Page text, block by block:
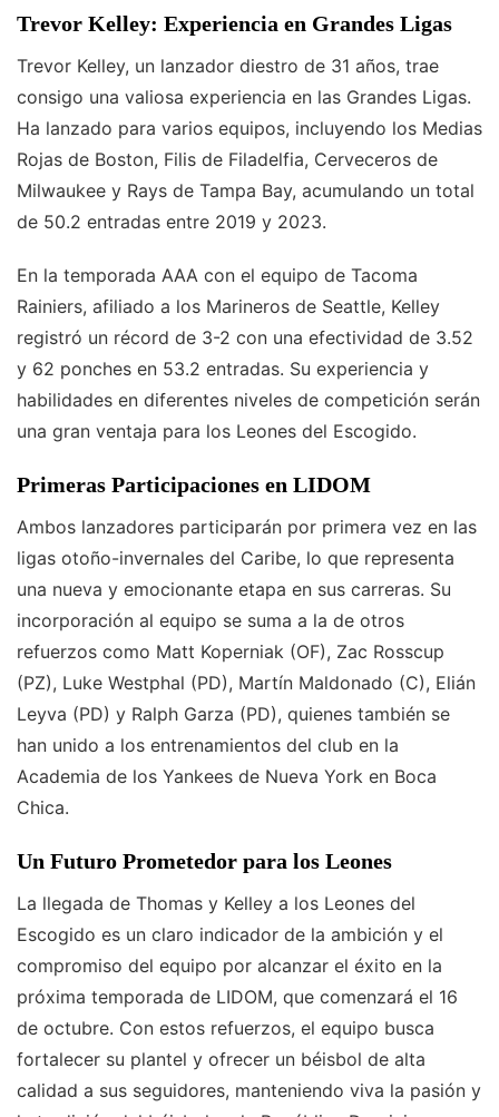
Trevor Kelley: Experiencia en Grandes Ligas
Trevor Kelley, un lanzador diestro de 31 años, trae
consigo una valiosa experiencia en las Grandes Ligas.
Ha lanzado para varios equipos, incluyendo los Medias
Rojas de Boston, Filis de Filadelfia, Cerveceros de
Milwaukee y Rays de Tampa Bay, acumulando un total
de 50.2 entradas entre 2019 y 2023.
En la temporada AAA con el equipo de Tacoma
Rainiers, afiliado a los Marineros de Seattle, Kelley
registró un récord de 3-2 con una efectividad de 3.52
y 62 ponches en 53.2 entradas. Su experiencia y
habilidades en diferentes niveles de competición serán
una gran ventaja para los Leones del Escogido.
Primeras Participaciones en LIDOM
Ambos lanzadores participarán por primera vez en las
ligas otoño-invernales del Caribe, lo que representa
una nueva y emocionante etapa en sus carreras. Su
incorporación al equipo se suma a la de otros
refuerzos como Matt Koperniak (OF), Zac Rosscup
(PZ), Luke Westphal (PD), Martín Maldonado (C), Elián
Leyva (PD) y Ralph Garza (PD), quienes también se
han unido a los entrenamientos del club en la
Academia de los Yankees de Nueva York en Boca
Chica.
Un Futuro Prometedor para los Leones
La llegada de Thomas y Kelley a los Leones del
Escogido es un claro indicador de la ambición y el
compromiso del equipo por alcanzar el éxito en la
próxima temporada de LIDOM, que comenzará el 16
de octubre. Con estos refuerzos, el equipo busca
fortalecer su plantel y ofrecer un béisbol de alta
calidad a sus seguidores, manteniendo viva la pasión y